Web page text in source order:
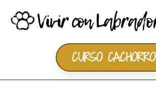
CURSO CACHORRO